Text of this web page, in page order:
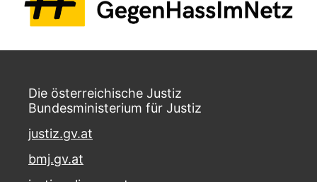
Die österreichische Justiz
Bundesministerium für Justiz
justiz.gv.at
bmj.gv.at